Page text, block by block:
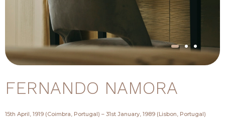
FERNANDO NAMORA
15th April, 1919 (Coimbra, Portugal) – 31st January, 1989 (Lisbon, Portugal)